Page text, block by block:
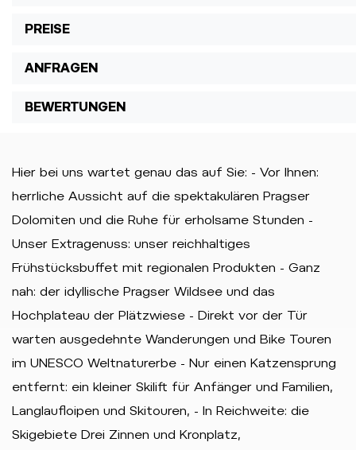
PREISE
ANFRAGEN
BEWERTUNGEN
Hier bei uns wartet genau das auf Sie: - Vor Ihnen:
herrliche Aussicht auf die spektakulären Pragser
Dolomiten und die Ruhe für erholsame Stunden -
Unser Extragenuss: unser reichhaltiges
Frühstücksbuffet mit regionalen Produkten - Ganz
nah: der idyllische Pragser Wildsee und das
Hochplateau der Plätzwiese - Direkt vor der Tür
warten ausgedehnte Wanderungen und Bike Touren
im UNESCO Weltnaturerbe - Nur einen Katzensprung
entfernt: ein kleiner Skilift für Anfänger und Familien,
Langlaufloipen und Skitouren, - In Reichweite: die
Skigebiete Drei Zinnen und Kronplatz,